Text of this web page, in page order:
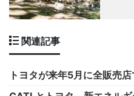
関連記事
トヨタが来年5月に全販売